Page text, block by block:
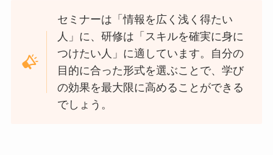
セミナーは「情報を広く浅く得たい
人」に、研修は「スキルを確実に身に
つけたい人」に適しています。自分の
目的に合った形式を選ぶことで、学び
の効果を最大限に高めることができる
でしょう。